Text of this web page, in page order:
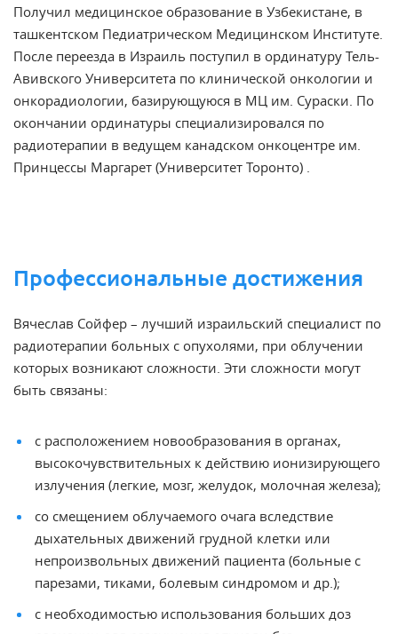
Получил медицинское образование в Узбекистане, в
ташкентском Педиатрическом Медицинском Институте.
После переезда в Израиль поступил в ординатуру Тель-
Авивского Университета по клинической онкологии и
онкорадиологии, базирующуюся в МЦ им. Сураски. По
окончании ординатуры специализировался по
радиотерапии в ведущем канадском онкоцентре им.
Принцессы Маргарет (Университет Торонто) .
Профессиональные достижения
Вячеслав Сойфер – лучший израильский специалист по
радиотерапии больных с опухолями, при облучении
которых возникают сложности. Эти сложности могут
быть связаны:
с расположением новообразования в органах,
высокочувствительных к действию ионизирующего
излучения (легкие, мозг, желудок, молочная железа);
со смещением облучаемого очага вследствие
дыхательных движений грудной клетки или
непроизвольных движений пациента (больные с
парезами, тиками, болевым синдромом и др.);
с необходимостью использования больших доз